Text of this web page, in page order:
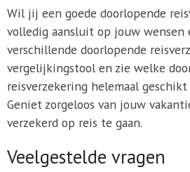
Wil jij een goede doorlopende
volledig aansluit op jouw wensen
verschillende doorlopende
vergelijkingstool en zie welke
reisverzekering helemaal
Geniet zorgeloos van jouw
verzekerd op reis te gaan.
Veelgestelde vragen